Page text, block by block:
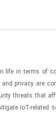
in terms of
privacy are
threats that
IoT-related